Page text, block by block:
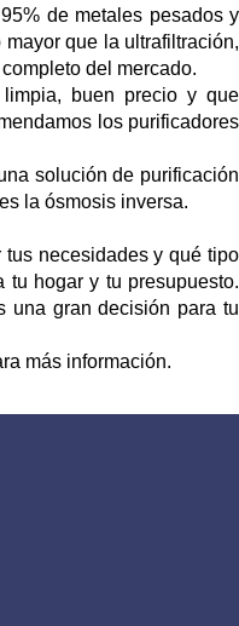
de metales pesados y
que la ultrafiltración,
del mercado.
buen precio y que
los purificadores
solución de purificación
la ósmosis inversa.
necesidades y qué tipo
hogar y tu presupuesto.
una gran decisión para tu
más información.